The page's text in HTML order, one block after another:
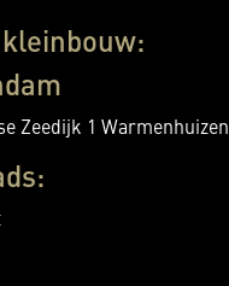
Zeedijk 1 Warmenhuizen